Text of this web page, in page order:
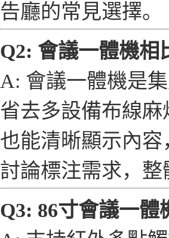
告廳的常見選擇。
Q2: 會議一體機相
A: 會議一體機是
省去多設備布線
也能清晰顯示內
討論標注需求，
Q3: 86寸會議一